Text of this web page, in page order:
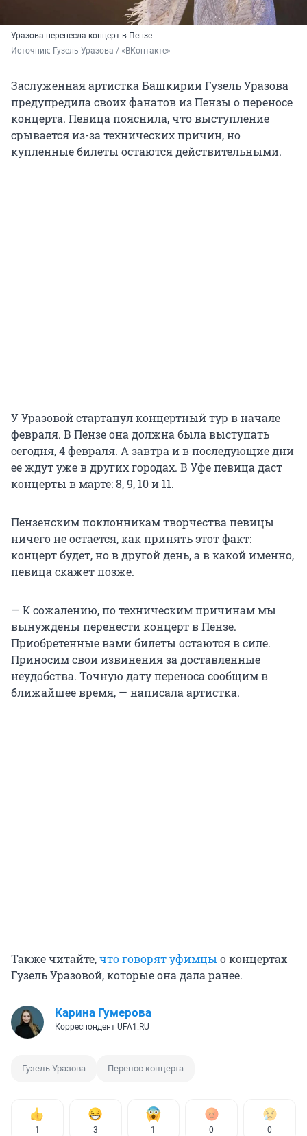
Уразова перенесла концерт в Пензе
Источник: Гузель Уразова / «ВКонтакте»
Заслуженная артистка Башкирии Гузель Уразова
предупредила своих фанатов из Пензы о переносе
концерта. Певица пояснила, что выступление
срывается из-за технических причин, но
купленные билеты остаются действительными.
У Уразовой стартанул концертный тур в начале
февраля. В Пензе она должна была выступать
сегодня, 4 февраля. А завтра и в последующие дни
ее ждут уже в других городах. В Уфе певица даст
концерты в марте: 8, 9, 10 и 11.
Пензенским поклонникам творчества певицы
ничего не остается, как принять этот факт:
концерт будет, но в другой день, а в какой именно,
певица скажет позже.
— К сожалению, по техническим причинам мы
вынуждены перенести концерт в Пензе.
Приобретенные вами билеты остаются в силе.
Приносим свои извинения за доставленные
неудобства. Точную дату переноса сообщим в
ближайшее время, — написала артистка.
Также читайте,что говорят уфимцы о концертах
Гузель Уразовой, которые она дала ранее.
Карина Гумерова
Корреспондент UFA1.RU
Гузель Уразова Перенос концерта
1 3 1 0 0